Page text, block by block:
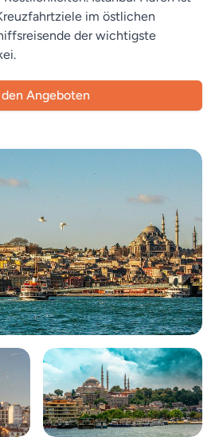
im östlichen
der wichtigste
Angeboten